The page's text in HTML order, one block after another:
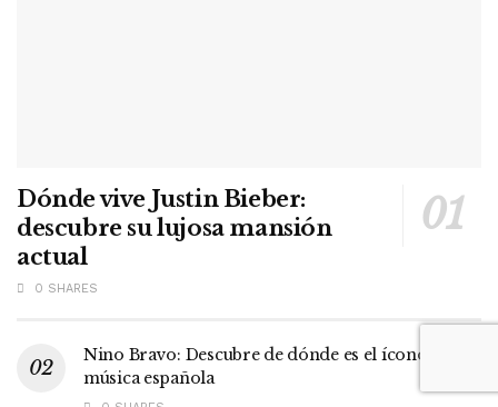
Dónde vive Justin Bieber:
descubre su lujosa mansión
actual
0 SHARES
Nino Bravo: Descubre de dónde es el ícono de la
música española